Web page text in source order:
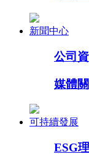
新聞中心
公司
媒體
可持續發展
ESG